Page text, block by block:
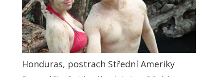
Honduras, postrach Střední Ameriky